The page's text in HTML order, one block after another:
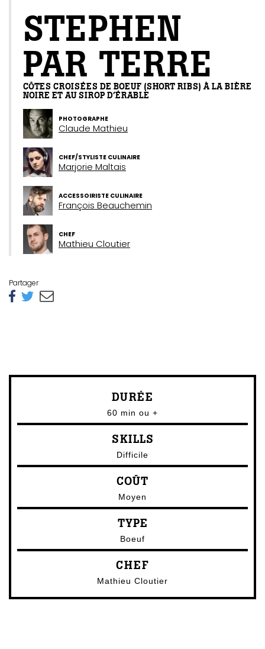
STEPHEN
PAR TERRE
CÔTES CROISÉES DE BOEUF (SHORT RIBS) À LA BIÈRE
NOIRE ET AU SIROP D’ÉRABLE
PHOTOGRAPHE
Claude Mathieu
CHEF/STYLISTE CULINAIRE
Marjorie Maltais
ACCESSOIRISTE CULINAIRE
François Beauchemin
CHEF
Mathieu Cloutier
Partager
DURÉE
60 min ou +
SKILLS
Difficile
COÛT
Moyen
TYPE
Boeuf
CHEF
Mathieu Cloutier